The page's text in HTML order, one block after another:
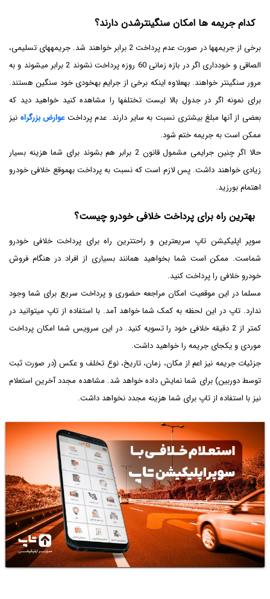
کدام جریمه ­ها امکان­ سنگین­ترشدن دارند؟
برخی از جریمه­ها در صورت عدم پرداخت 2 برابر خواهند شد. جریمه­های تسلیمی،
الصاقی و خودداری اگر در بازه زمانی 60 روزه پرداخت نشوند 2 برابر می­شوند و به
مرور سنگین­تر خواهند. به­علاوه اینکه برخی از جرایم به­خودی خود سنگین هستند.
برای نمونه اگر در جدول بالا لیست تختلف­ها را مشاهده کنید خواهید دید که
بعضی از آنها مبلغ بیشتری نسبت به سایر دارند. عدم پرداختعوارض بزرگراه نیز
ممکن است به جریمه ختم شود.
حالا اگر چنین جرایمی مشمول قانون 2 برابر هم بشوند برای شما هزینه بسیار
زیادی خواهند داشت. پس لازم است که نسبت به پرداخت به­موقع خلافی خودرو
اهتمام بورزید.
بهترین راه برای پرداخت خلافی خودرو چیست؟
سوپر اپلیکیشن تاپ سریع­ترین و راحت­ترین راه برای پرداخت خلافی خودرو
شماست. ممکن است شما بخواهید همانند بسیاری از افراد در هنگام فروش
خودرو خلافی را پرداخت کنید.
مسلما در این موقعیت امکان مراجعه حضوری و پرداخت سریع برای شما وجود
ندارد. تاپ در این لحظه به کمک شما خواهد آمد. با استفاده از تاپ می­توانید در
کمتر از 2 دقیقه خلافی خود را تسویه کنید. در این سرویس شما امکان پرداخت
موردی و یک­جای جریمه را خواهید داشت.
جزئیات جریمه نیز اعم از مکان، زمان، تاریخ، نوع تخلف و عکس (در صورت ثبت
توسط دوربین) برای شما نمایش داده خواهد شد. مشاهده مجدد آخرین استعلام
نیز با استفاده از تاپ برای شما هزینه مجدد نخواهد داشت.